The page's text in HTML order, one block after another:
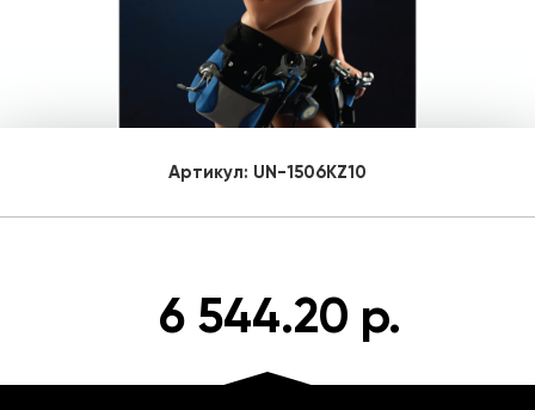
Артикул: UN-1506KZ10
6 544.20 р.